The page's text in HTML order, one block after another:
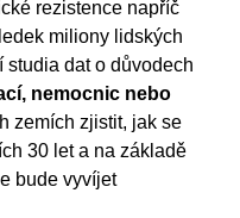
rezistence napříč
miliony lidských
dat o důvodech
nemocnic nebo
zemích zjistit, jak se
30 let a na základě
bude vyvíjet